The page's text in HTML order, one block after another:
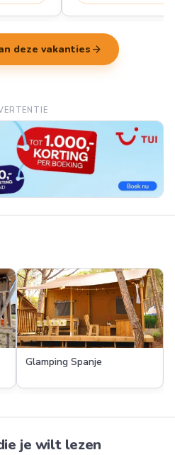
deze vakanties arrow_forward
Glamping Spanje
je wilt lezen